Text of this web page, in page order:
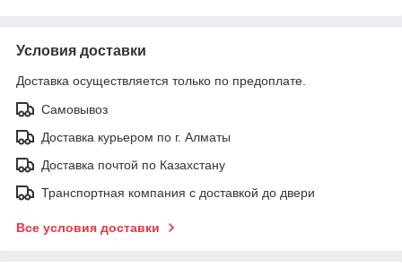
Условия доставки
Доставка осуществляется только по предоплате.
Самовывоз
Доставка курьером по г. Алматы
Доставка почтой по Казахстану
Транспортная компания с доставкой до двери
Все условия доставки